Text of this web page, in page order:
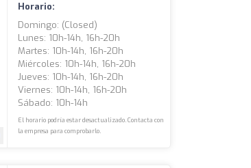
Horario:
Domingo: (closed)
Lunes: 10h-14h, 16h-20h
Martes: 10h-14h, 16h-20h
Miércoles: 10h-14h, 16h-20h
Jueves: 10h-14h, 16h-20h
Viernes: 10h-14h, 16h-20h
Sábado: 10h-14h
El horario podría estar desactualizado. Contacta con
la empresa para comprobarlo.